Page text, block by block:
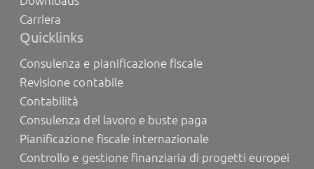
Carriera
Quicklinks
Consulenza e pianificazione fiscale
Revisione contabile
Contabilità
Consulenza del lavoro e buste paga
Pianificazione fiscale internazionale
Controllo e gestione finanziaria di progetti europei